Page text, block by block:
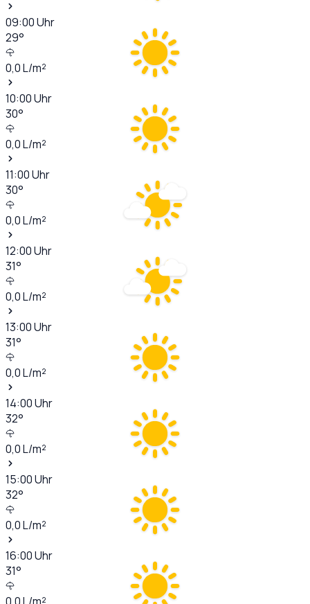
09:00Uhr
29°
0,0L/m²
10:00Uhr
30°
0,0L/m²
11:00Uhr
30°
0,0L/m²
12:00Uhr
31°
0,0L/m²
13:00Uhr
31°
0,0L/m²
14:00Uhr
32°
0,0L/m²
15:00Uhr
32°
0,0L/m²
16:00Uhr
31°